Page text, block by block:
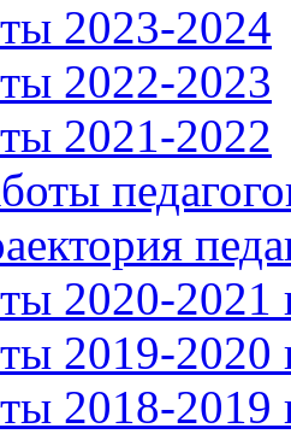
2023-2024
2022-2023
2021-2022
2020-2021
2019-2020
2018-2019